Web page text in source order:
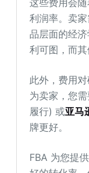
这些费用会
利润率。卖
品层面的经
利可图，而其
此外，费用
为卖家，您
履行) 或亚马
牌更好。
FBA 为您提